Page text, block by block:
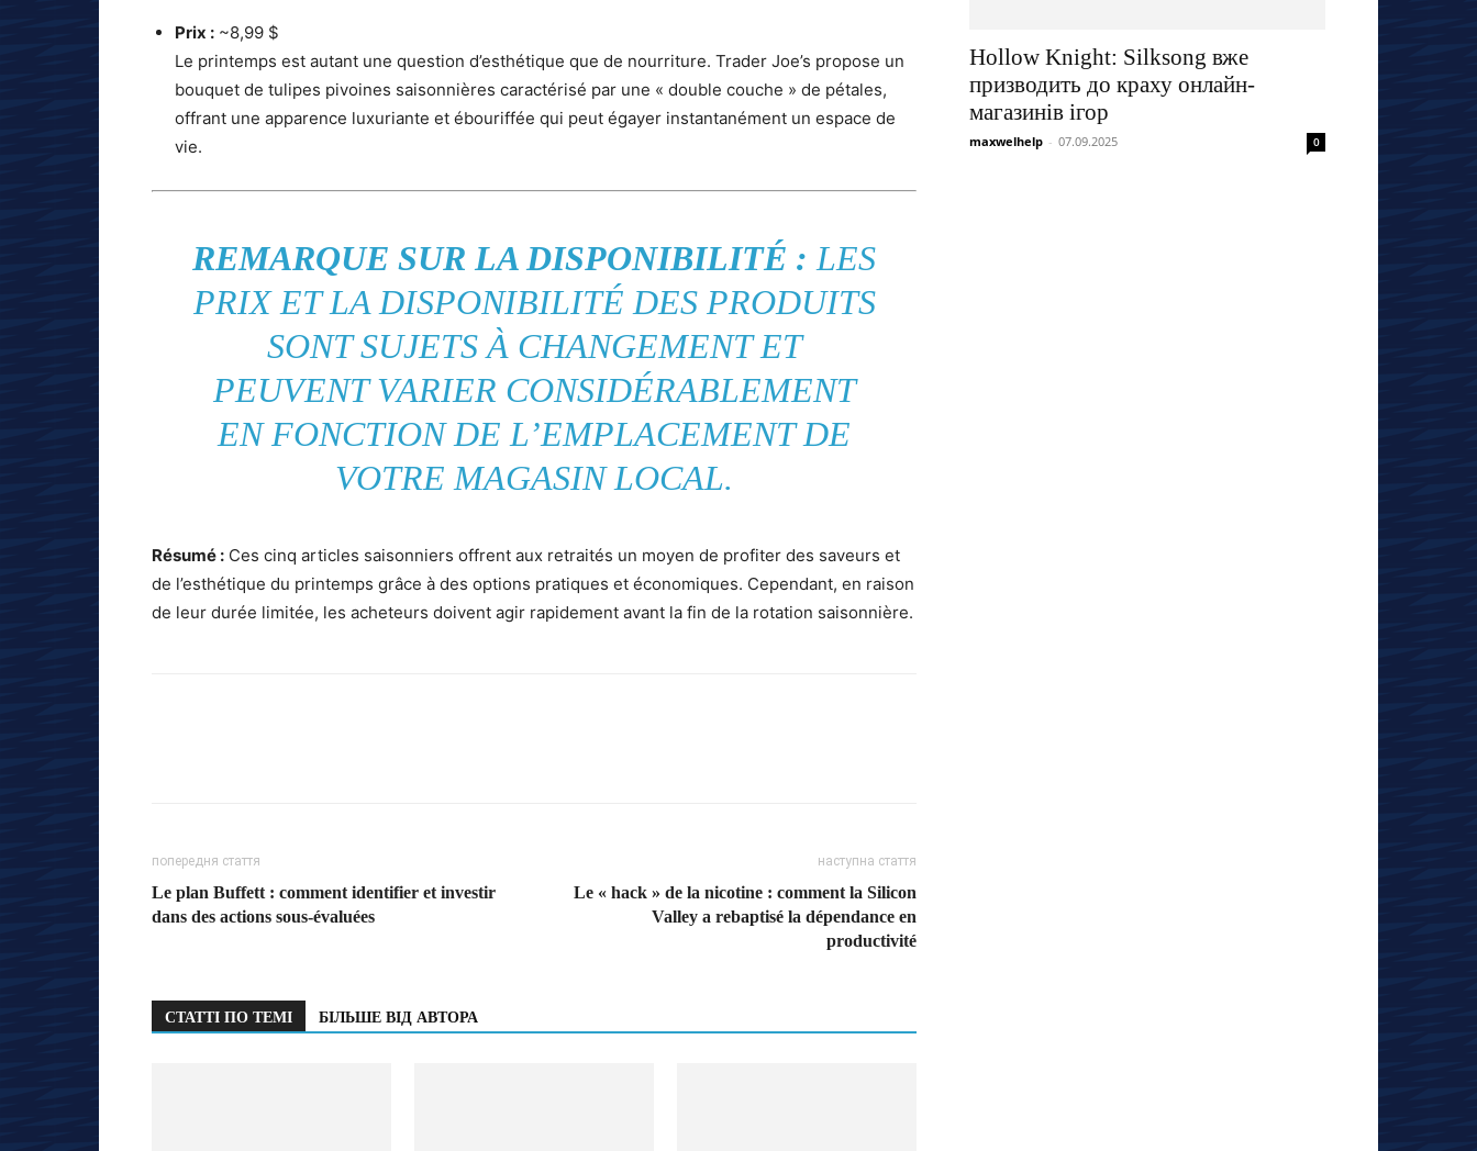
Prix : ~8,99 $
Le printemps est autant une question d’esthétique que de nourriture. Trader Joe’s propose un
bouquet de tulipes pivoines saisonnières caractérisé par une « double couche » de pétales,
offrant une apparence luxuriante et ébouriffée qui peut égayer instantanément un espace de
vie.
REMARQUE SUR LA DISPONIBILITÉ : LES
PRIX ET LA DISPONIBILITÉ DES PRODUITS
SONT SUJETS À CHANGEMENT ET
PEUVENT VARIER CONSIDÉRABLEMENT
EN FONCTION DE L’EMPLACEMENT DE
VOTRE MAGASIN LOCAL.
Résumé : Ces cinq articles saisonniers offrent aux retraités un moyen de profiter des saveurs et
de l’esthétique du printemps grâce à des options pratiques et économiques. Cependant, en raison
de leur durée limitée, les acheteurs doivent agir rapidement avant la fin de la rotation saisonnière.
попередня стаття
Le plan Buffett : comment identifier et investir
dans des actions sous-évaluées
наступна стаття
Le « hack » de la nicotine : comment la Silicon
Valley a rebaptisé la dépendance en
productivité
СТАТТІ ПО ТЕМІ БІЛЬШЕ ВІД АВТОРА
Hollow Knight: Silksong вже
призводить до краху онлайн-
магазинів ігор
maxwelhelp - 07.09.2025 0